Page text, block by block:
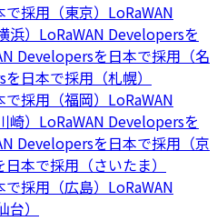
採用（東京） LoRaWAN
） LoRaWAN Developersを
Developersを日本で採用（名
日本で採用（札幌）
採用（福岡） LoRaWAN
） LoRaWAN Developersを
Developersを日本で採用（京
本で採用（さいたま）
採用（広島） LoRaWAN
）